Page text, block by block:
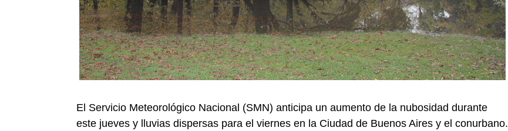
El Servicio Meteorológico Nacional (SMN) anticipa un aumento de la nubosidad durante
este jueves y lluvias dispersas para el viernes en la Ciudad de Buenos Aires y el conurbano.